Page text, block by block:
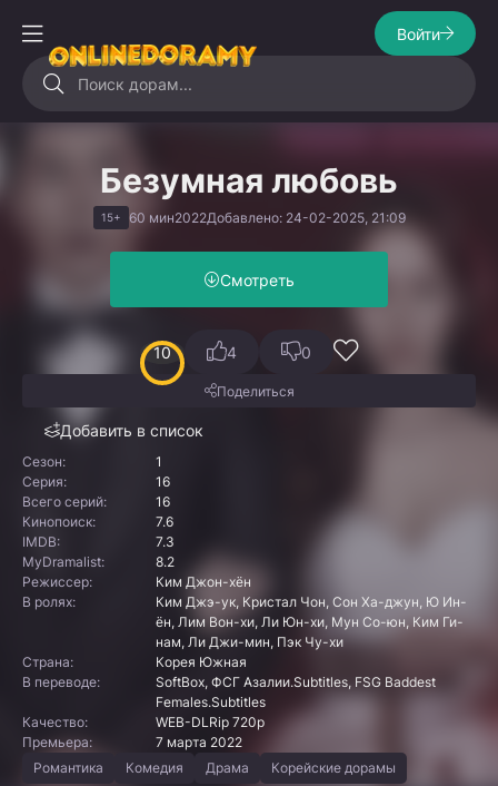
Войти
Безумная любовь
15+ 60 мин2022Добавлено: 24-02-2025, 21:09
Смотреть
10
Добавить в список
4 0
Поделиться
Сезон:
1
Серия:
16
Всего серий:
16
Кинопоиск:
7.6
IMDB:
7.3
MyDramalist:
8.2
Режиссер:
Ким Джон-хён
В ролях:
Ким Джэ-ук, Кристал Чон, Сон Ха-джун, Ю Ин-
ён, Лим Вон-хи, Ли Юн-хи, Мун Со-юн, Ким Ги-
нам, Ли Джи-мин, Пэк Чу-хи
Страна:
Корея Южная
В переводе:
SoftBox, ФСГ Азалии.Subtitles, FSG Baddest
Females.Subtitles
Качество:
WEB-DLRip 720p
Премьера:
7 марта 2022
Романтика
Комедия Драма Корейские дорамы